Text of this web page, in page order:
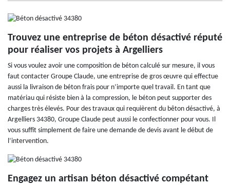
Trouvez une entreprise de béton désactivé réputé
pour réaliser vos projets à Argelliers
Si vous voulez avoir une composition de béton calculé sur mesure, il vous
faut contacter Groupe Claude, une entreprise de gros œuvre qui effectue
aussi la livraison de béton frais pour n’importe quel travail. En tant que
matériau qui résiste bien à la compression, le béton peut supporter des
charges très élevés. Pour des travaux qui requièrent du bêton désactivé, à
Argelliers 34380, Groupe Claude peut aussi le confectionner pour vous. Il
vous suffît simplement de faire une demande de devis avant le début de
l’intervention.
Engagez un artisan béton désactivé compétant